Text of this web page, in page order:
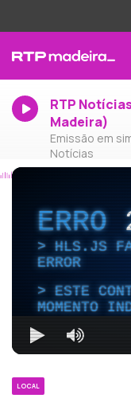
RTP
Madeira)
Emissão em
Notícias
ERRO
HLS.JS
ERROR
ESTE
MOMENTO
LOCAL